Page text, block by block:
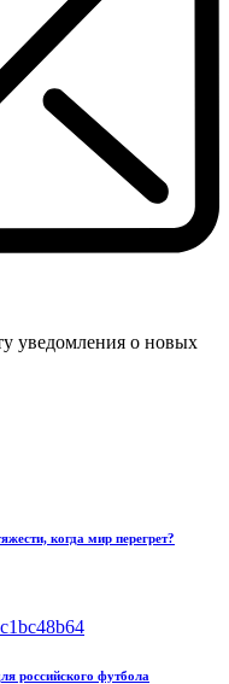
уведомления о новых
когда мир перегрет?
российского футбола